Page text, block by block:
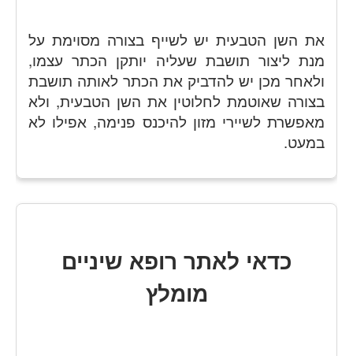
את השן הטבעית יש לשייף בצורה מסוימת על
מנת ליצור תושבת שעליה יותקן הכתר עצמו,
ולאחר מכן יש להדביק את הכתר לאותה תושבת
בצורה שאוטמת לחלוטין את השן הטבעית, ולא
מאפשרת לשיירי מזון להיכנס פנימה, אפילו לא
במעט.
כדאי לאתר רופא שיניים
מומלץ